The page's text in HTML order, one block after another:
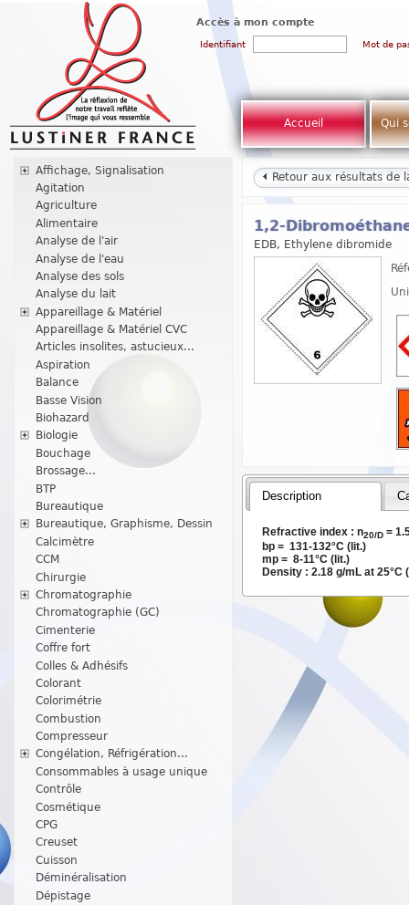
Accès à mon compte
Identifiant Mot de
Accueil Qui
Affichage, Signalisation
Agitation
Agriculture
Alimentaire
Analyse de l'air
Analyse de l'eau
Analyse des sols
Analyse du lait
Appareillage & Matériel
Appareillage & Matériel CVC
Articles insolites, astucieux...
Aspiration
Balance
Basse Vision
Biohazard
Biologie
Bouchage
Brossage...
BTP
Bureautique
Bureautique, Graphisme, Dessin
Calcimètre
CCM
Chirurgie
Chromatographie
Chromatographie (GC)
Cimenterie
Coffre fort
Colles & Adhésifs
Colorant
Colorimétrie
Combustion
Compresseur
Congélation, Réfrigération...
Consommables à usage unique
Contrôle
Cosmétique
CPG
Creuset
Cuisson
Déminéralisation
Dépistage
Retour aux résultats de
1,2-
EDB, Ethylene dibromide
Description
Refractive index : n20/D =
bp = 131-132°C (lit.)
mp = 8-11°C (lit.)
Density : 2.18 g/mL at 25°C